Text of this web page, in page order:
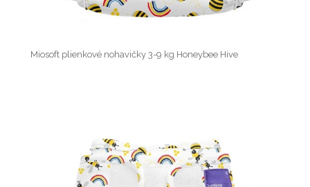
Miosoft plienkové nohavičky 3-9 kg Honeybee Hive